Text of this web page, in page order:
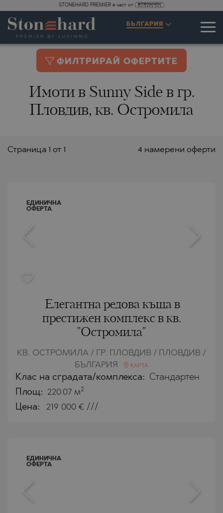
STONEHARD PREMIER е част от
БЪЛГАРИЯ
ФИЛТРИРАЙ ОФЕРТИТЕ
Имоти в Sunny Side в гр.
Пловдив, кв. Остромила
4 намерени оферти
Страницa 1 от 1
ЕДИНИЧНА
ОФЕРТА
Елегантна редова къща в
престижен комплекс в кв.
"Остромила"
КВ. ОСТРОМИЛА / ГР. ПЛОВДИВ / ПЛОВДИВ /
БЪЛГАРИЯ
КАРТА
Клас на сградата/комплекса: Стандартен
Площ: 220.07 м2
Цена: 219 000 € ///
ЕДИНИЧНА
ОФЕРТА